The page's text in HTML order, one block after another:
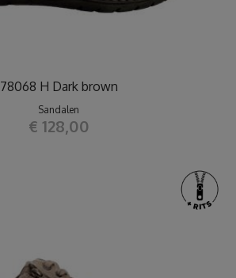
78068 H Dark brown
Sandalen
€ 128,00